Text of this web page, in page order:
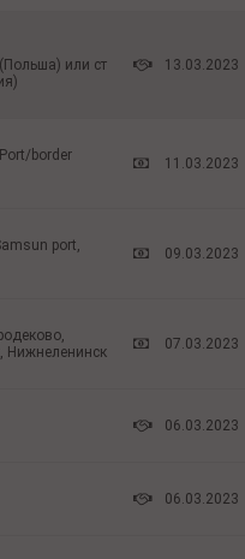
или ст
13.03.2023
border
11.03.2023
port,
09.03.2023
Нижнеленинск
07.03.2023
06.03.2023
06.03.2023